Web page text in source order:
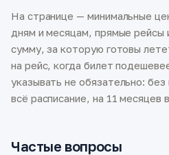
На странице — минимальные
дням и месяцам, прямые рейсы
сумму, за которую готовы
на рейс, когда билет
указывать не обязательно:
всё расписание, на 11 месяцев
Частые вопросы